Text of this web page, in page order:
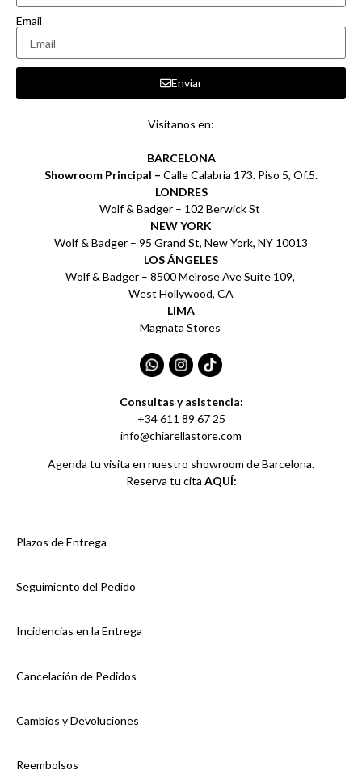
Email
Enviar
Visítanos en:
BARCELONA
Showroom Principal – Calle Calabria 173. Piso 5, Of.5.
LONDRES
Wolf & Badger – 102 Berwick St
NEW YORK
Wolf & Badger – 95 Grand St, New York, NY 10013
LOS ÁNGELES
Wolf & Badger – 8500 Melrose Ave Suite 109,
West Hollywood, CA
LIMA
Magnata Stores
Consultas y asistencia:
+34 611 89 67 25
info@chiarellastore.com
Agenda tu visita en nuestro showroom de Barcelona.
Reserva tu cita AQUÍ:
Plazos de Entrega
Seguimiento del Pedido
Incidencias en la Entrega
Cancelación de Pedidos
Cambios y Devoluciones
Reembolsos